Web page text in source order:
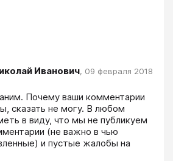
Иванович, 09 февраля 2018
Почему ваши комментарии
сказать не могу. В любом
в виду, что мы не публикуем
(не важно в чью
и пустые жалобы на